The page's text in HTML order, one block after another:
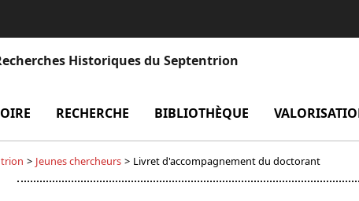
Historiques du Septentrion
menu Laboratoire
RECHERCHE menu Recherche
BIBLIOTHÈQUE menu
> Jeunes chercheurs > Livret d'accompagnement du doctorant